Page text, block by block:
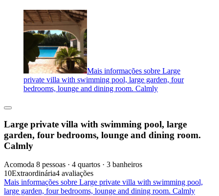
Mais informações sobre Large
private villa with swimming pool, large garden, four
bedrooms, lounge and dining room. Calmly
Large private villa with swimming pool, large
garden, four bedrooms, lounge and dining room.
Calmly
Acomoda 8 pessoas · 4 quartos · 3 banheiros
10Extraordinária4 avaliações
Mais informações sobre Large private villa with swimming pool,
large garden, four bedrooms, lounge and dining room. Calmly